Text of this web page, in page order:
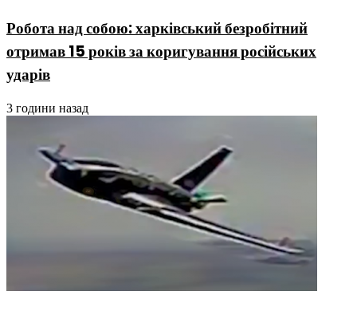
Робота над собою: харківський безробітний
отримав 15 років за коригування російських
ударів
3 години назад